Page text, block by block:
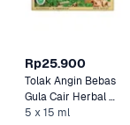
Rp25.900
Tolak Angin Bebas
Gula Cair Herbal
Obat
5 x 15 ml